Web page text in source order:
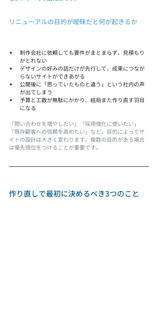
リニューアルの目的が曖昧だと何が起きるか
制作会社に依頼しても要件がまとまらず、見積もり
がとれない
デザインの好みの話だけが先行して、成果につなが
らないサイトができあがる
公開後に「思っていたものと違う」という社内の声
が出てしまう
予算と工数が無駄にかかり、結局また作り直す羽目
になる
「問い合わせを増やしたい」「採用強化に使いたい」
「既存顧客への信頼を高めたい」など、目的によってサ
イトの設計は大きく変わります。複数の目的がある場合
は優先順位をつけることが重要です。
作り直しで最初に決めるべき3つのこと